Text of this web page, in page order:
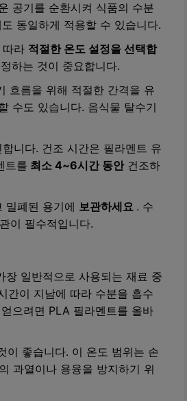
공기를 순환시켜 식품의 수분
동일하게 적용할 수 있습니다.
라 적절한 온도 설정을 선택합
하는 것이 중요합니다.
흐름을 위해 적절한 간격을 유
수도 있습니다. 음식물 탈수기
니다. 건조 시간은 필라멘트 유
트를 최소 4~6시간 동안건조하
밀폐된 용기에 보관하세요 . 수
이 필수적입니다.
일반적으로 사용되는 재료 중
간이 지남에 따라 수분을 흡수
으려면 PLA 필라멘트를 올바
이 좋습니다. 이 온도 범위는 손
과열이나 용융을 방지하기 위